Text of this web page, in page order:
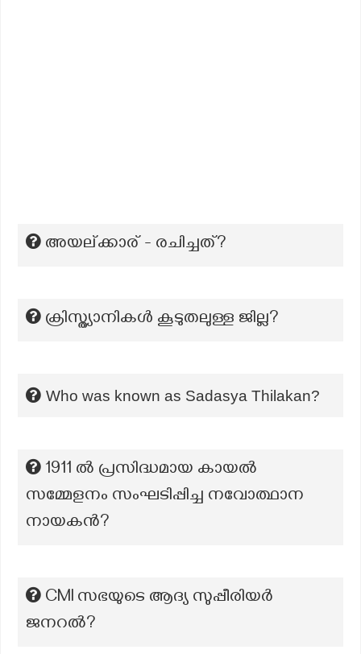
അയല്ക്കാര് - രചിച്ചത്?
ക്രിസ്ത്യാനികൾ കൂടുതലുള്ള ജില്ല?
Who was known as Sadasya Thilakan?
1911 ൽ പ്രസിദ്ധമായ കായൽ
സമ്മേളനം സംഘടിപ്പിച്ച നവോത്ഥാന
നായകൻ?
CMI സഭയുടെ ആദ്യ സുപ്പീരിയർ
ജനറൽ?